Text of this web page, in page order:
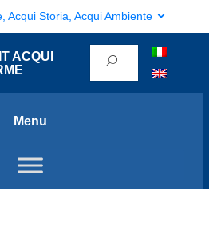
Acqui Storia, Acqui Ambiente
ACQUI
Menu